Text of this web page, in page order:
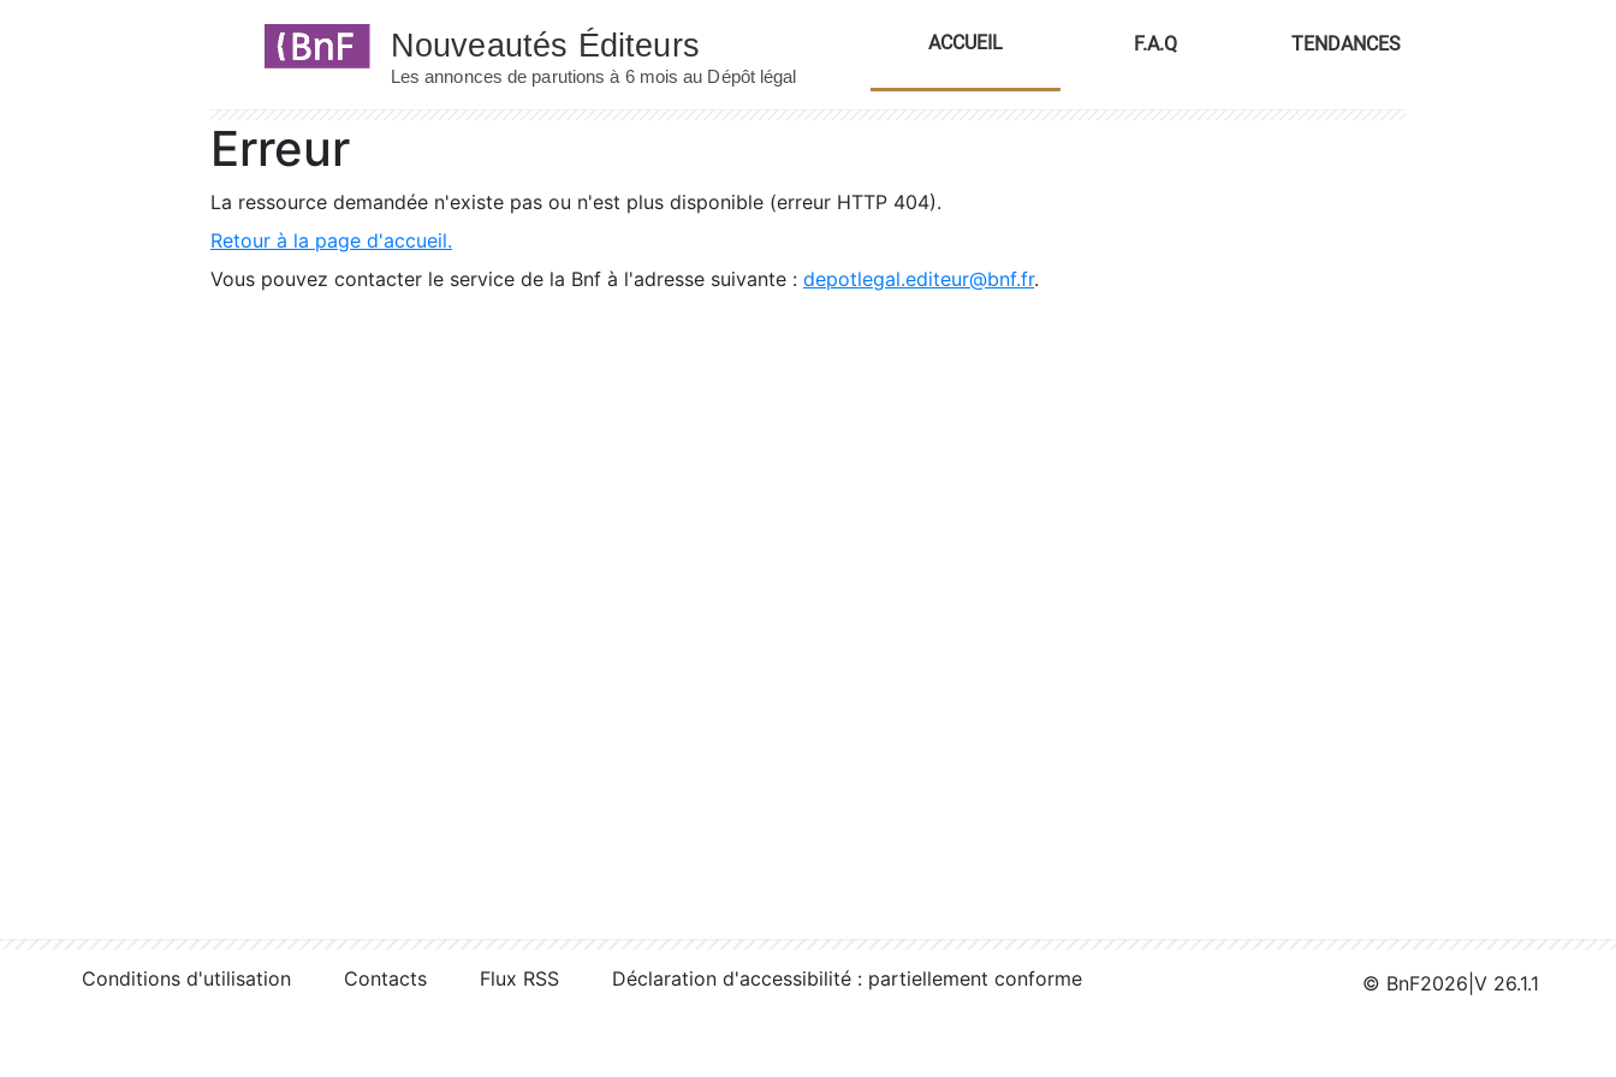
ACCUEIL F.A.Q TENDANCES
Erreur
La ressource demandée n'existe pas ou n'est plus disponible (erreur HTTP 404).
Retour à la page d'accueil.
Vous pouvez contacter le service de la Bnf à l'adresse suivante : depotlegal.editeur@bnf.fr.
Conditions d'utilisation Contacts Flux RSS Déclaration d'accessibilité : partiellement conforme © BnF2026 V 26.1.1